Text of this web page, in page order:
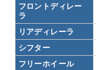
フロントディレー
ラ
リアディレーラ
シフター
フリーホイール